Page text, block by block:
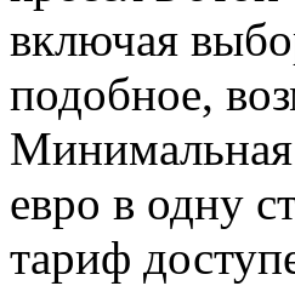
включая
подобное,
Минимальная
евро в одну
тариф